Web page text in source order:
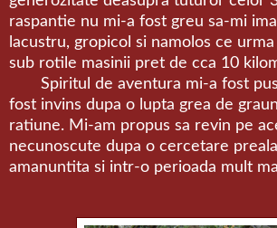
raspantie nu mi-a fost greu sa-mi
lacustru, gropicol si namolos ce
sub rotile masinii pret de cca 10
Spiritul de aventura mi-a fost pus
fost invins dupa o lupta grea de
ratiune. Mi-am propus sa revin pe
necunoscute dupa o cercetare
amanuntita si intr-o perioada mult